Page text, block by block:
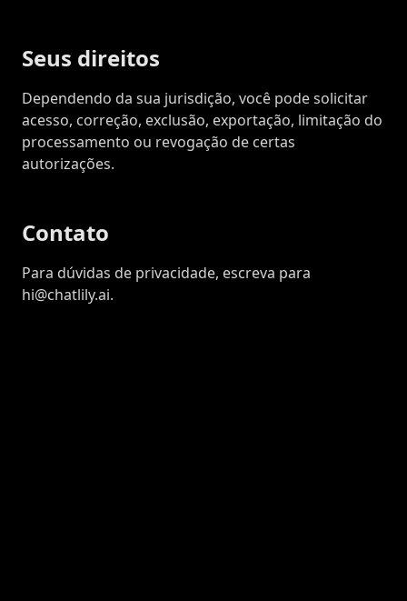
Seus direitos
Dependendo da sua jurisdição, você pode solicitar
acesso, correção, exclusão, exportação, limitação do
processamento ou revogação de certas
autorizações.
Contato
Para dúvidas de privacidade, escreva para
hi@chatlily.ai.